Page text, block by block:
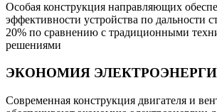
Особая конструкция направляющих
эффективности устройства по дальности
20% по сравнению с традиционными
решениями
ЭКОНОМИЯ
Современная конструкция двигателя и